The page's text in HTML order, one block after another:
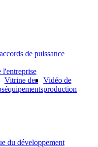
de puissance
l'entreprise
Vitrine des
équipements
Vidéo de
production
du développement